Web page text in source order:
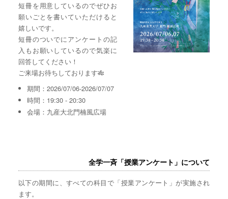
短冊を用意しているのでぜひお
願いごとを書いていただけると
嬉しいです。
短冊のついでにアンケートの記
入もお願いしているので気楽に
回答してください！
ご来場お待ちしております🎋
期間：2026/07/06-2026/07/07
時間：19:30 - 20:30
会場：九産大北門楠風広場
全学一斉「授業アンケート」について
以下の期間に、すべての科目で「授業アンケート」が実施され
ます。